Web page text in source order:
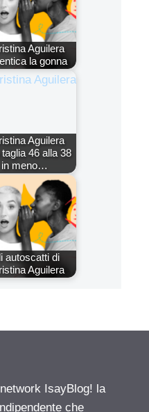
Aguilera
la gonna
Aguilera
46 alla 38
in meno…
autoscatti di
Aguilera
IsayBlog! la
che